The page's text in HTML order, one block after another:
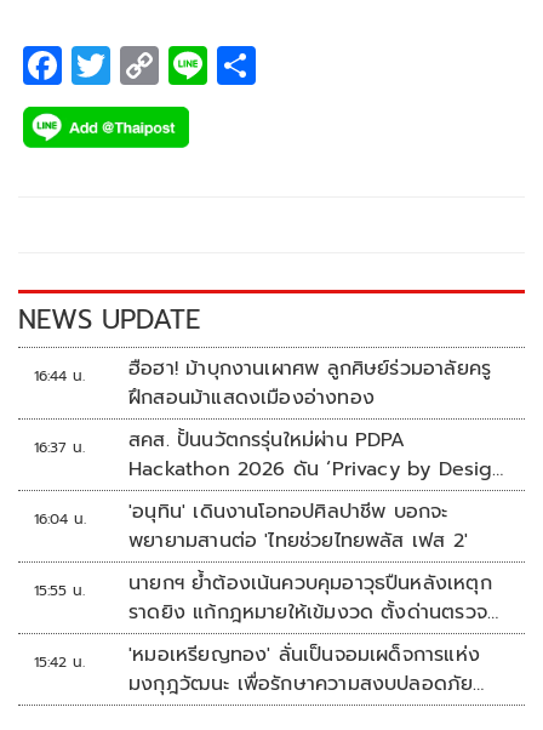
F
ac
e
k
T
wi
tt
C
o
p
k
Li
NEWS UPDATE
16:44 น.
ฮือฮา! ม้าบุกงานเผาศพ ลูกศิษย์ร่วมอาลัยครู
ฝึกสอนม้าแสดงเมืองอ่างทอง
16:37 น.
สคส. ปั้นนวัตกรรุ่นใหม่ผ่าน PDPA
Hackathon 2026 ดัน ‘Privacy by Design
for all’ สู่โซลูชันคุ้มครองข้อมูลส่วนบุคคลที่
ใช้ได้จริง
16:04 น.
'อนุทิน' เดินงานโอทอปศิลปาชีพ บอกจะ
พยายามสานต่อ 'ไทยช่วยไทยพลัส เฟส 2'
15:55 น.
นายกฯ ย้ำต้องเน้นควบคุมอาวุธปืนหลังเหตุก
ราดยิง แก้กฎหมายให้เข้มงวด ตั้งด่านตรวจ
เพิ่ม
15:42 น.
'หมอเหรียญทอง' ลั่นเป็นจอมเผด็จการแห่ง
มงกุฎวัฒนะ เพื่อรักษาความสงบปลอดภัย
ภายในรพ.